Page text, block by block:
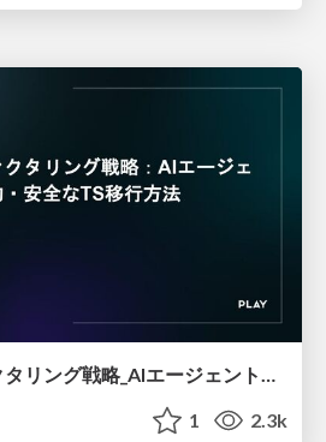
LLM時代のリファクタリング戦略_AIエージェントによる段階的・安全なTS移行方法
1 2.3k